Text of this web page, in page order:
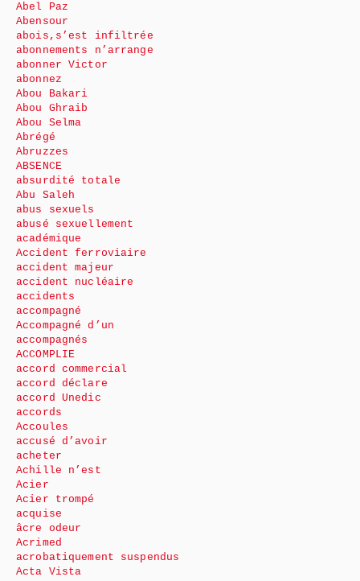
Abel Paz
Abensour
abois,s’est infiltrée
abonnements n’arrange
abonner Victor
abonnez
Abou Bakari
Abou Ghraib
Abou Selma
Abrégé
Abruzzes
ABSENCE
absurdité totale
Abu Saleh
abus sexuels
abusé sexuellement
académique
Accident ferroviaire
accident majeur
accident nucléaire
accidents
accompagné
Accompagné d’un
accompagnés
ACCOMPLIE
accord commercial
accord déclare
accord Unedic
accords
Accoules
accusé d’avoir
acheter
Achille n’est
Acier
Acier trompé
acquise
âcre odeur
Acrimed
acrobatiquement suspendus
Acta Vista